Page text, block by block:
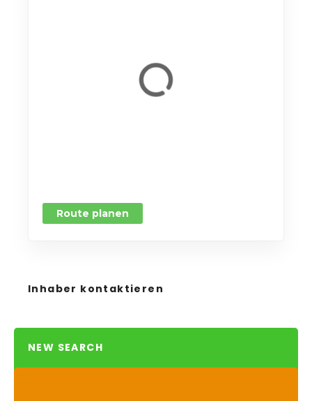
Route planen
Inhaber kontaktieren
NEW SEARCH